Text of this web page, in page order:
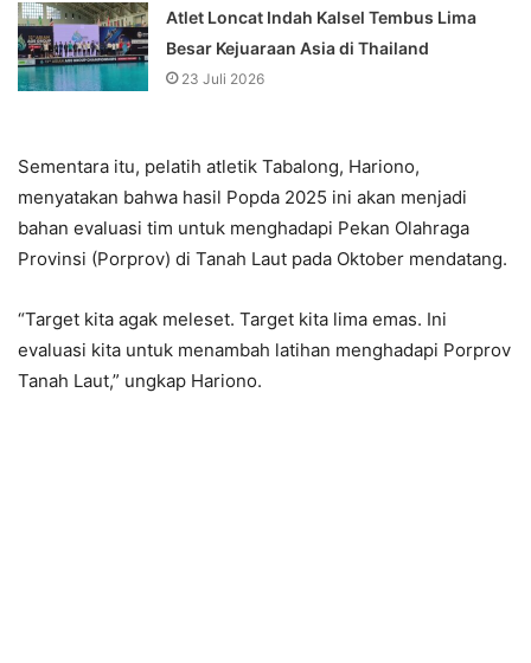
Atlet Loncat Indah Kalsel Tembus Lima
Besar Kejuaraan Asia di Thailand
23 Juli 2026
Sementara itu, pelatih atletik Tabalong, Hariono,
menyatakan bahwa hasil Popda 2025 ini akan menjadi
bahan evaluasi tim untuk menghadapi Pekan Olahraga
Provinsi (Porprov) di Tanah Laut pada Oktober mendatang.
“Target kita agak meleset. Target kita lima emas. Ini
evaluasi kita untuk menambah latihan menghadapi Porprov
Tanah Laut,” ungkap Hariono.